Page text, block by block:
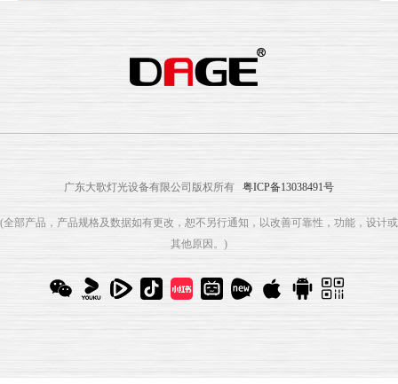
广东大歌灯光设备有限公司版权所有 粤ICP备13038491号
(全部产品，产品规格及数据如有更改，恕不另行通知，以改善可靠性，功能，设计或
其他原因。)